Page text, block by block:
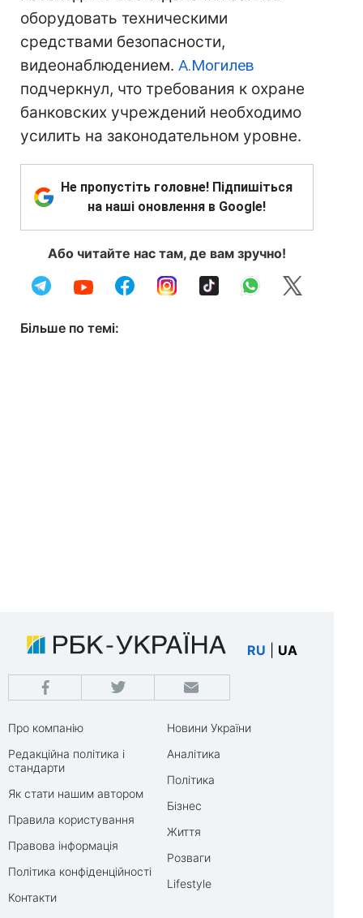
оборудовать техническими
средствами безопасности,
видеонаблюдением. А.Могилев
подчеркнул, что требования к охране
банковских учреждений необходимо
усилить на законодательном уровне.
Не пропустіть головне! Підпишіться
на наші оновлення в Google!
Або читайте нас там, де вам зручно!
Більше по темі:
RU UA
Про компанію
Редакційна політика і
стандарти
Як стати нашим автором
Правила користування
Правова інформація
Політика конфіденційності
Контакти
Новини України
Аналітика
Політика
Бізнес
Життя
Розваги
Lifestyle